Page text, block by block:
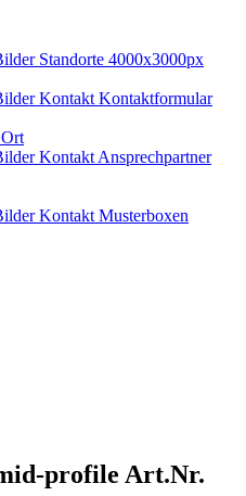
profile Art.Nr.